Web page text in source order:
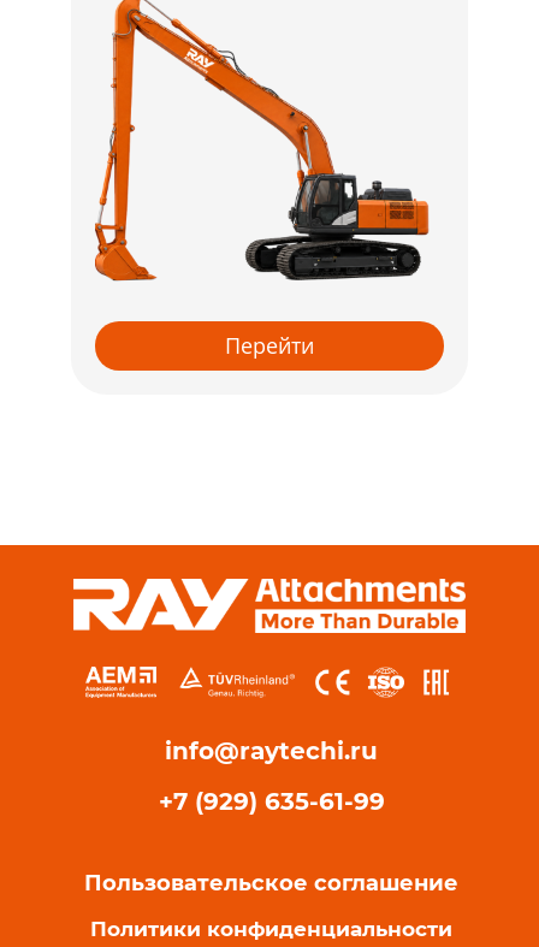
Перейти
info@raytechi.ru
+7 (929) 635-61-99
Пользовательское соглашение
Политики конфиденциальности